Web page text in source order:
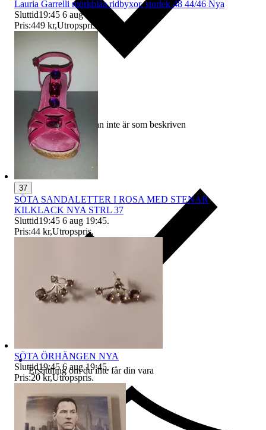
Ersättning om varan inte är som beskriven
Ersättning om du inte får din vara
Lauria Garrelli mörkblåa ridbyxor, storlek 48 44/46 Nya
Sluttid19:45 6 aug 19:45
Pris:449 kr,Utropspris
37
SÖTA SANDALETTER I ROSA MED STENAR
KILKLACK NYA STRL 37
Sluttid19:45 6 aug 19:45.
Pris:44 kr,Utropspris.
SÖTA ÖRHÄNGEN NYA
Sluttid19:45 6 aug 19:45.
Pris:20 kr,Utropspris.